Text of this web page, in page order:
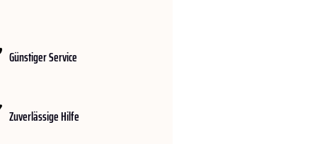
Günstiger Service
Zuverlässige Hilfe